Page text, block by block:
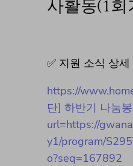
사활동(1회
✅ 지원 소식 상
https://
단] 하반기 나눔
url=https://
y1/program/
o?seq=167892